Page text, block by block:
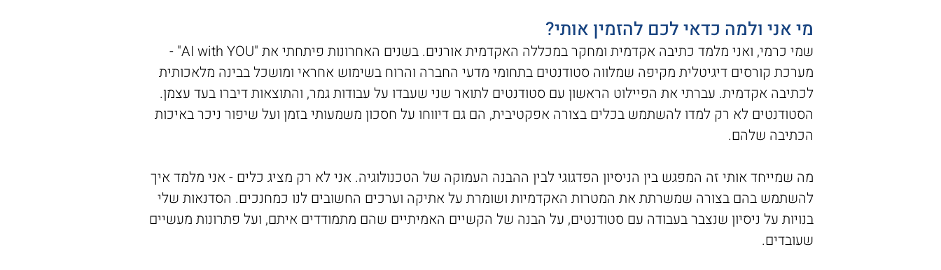
מי אני ולמה כדאי לכם להזמין אותי?
שמי כרמי, ואני מלמד כתיבה אקדמית ומחקר במכללה האקדמית אורנים. בשנים האחרונות פיתחתי את "AI with YOU" -
מערכת קורסים דיגיטלית מקיפה שמלווה סטודנטים בתחומי מדעי החברה והרוח בשימוש אחראי ומושכל בבינה מלאכותית
לכתיבה אקדמית. עברתי את הפיילוט הראשון עם סטודנטים לתואר שני שעבדו על עבודות גמר, והתוצאות דיברו בעד עצמן.
הסטודנטים לא רק למדו להשתמש בכלים בצורה אפקטיבית, הם גם דיווחו על חסכון משמעותי בזמן ועל שיפור ניכר באיכות
הכתיבה שלהם.
מה שמייחד אותי זה המפגש בין הניסיון הפדגוגי לבין ההבנה העמוקה של הטכנולוגיה. אני לא רק מציג כלים - אני מלמד איך
להשתמש בהם בצורה שמשרתת את המטרות האקדמיות ושומרת על אתיקה וערכים החשובים לנו כמחנכים. הסדנאות שלי
בנויות על ניסיון שנצבר בעבודה עם סטודנטים, על הבנה של הקשיים האמיתיים שהם מתמודדים איתם, ועל פתרונות מעשיים
שעובדים.